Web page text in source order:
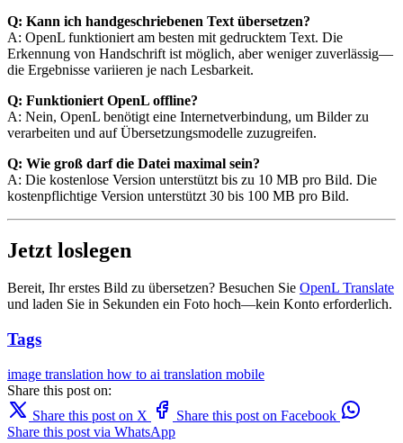
Q: Kann ich handgeschriebenen Text übersetzen?
A: OpenL funktioniert am besten mit gedrucktem Text. Die
Erkennung von Handschrift ist möglich, aber weniger zuverlässig—
die Ergebnisse variieren je nach Lesbarkeit.
Q: Funktioniert OpenL offline?
A: Nein, OpenL benötigt eine Internetverbindung, um Bilder zu
verarbeiten und auf Übersetzungsmodelle zuzugreifen.
Q: Wie groß darf die Datei maximal sein?
A: Die kostenlose Version unterstützt bis zu 10 MB pro Bild. Die
kostenpflichtige Version unterstützt 30 bis 100 MB pro Bild.
Jetzt loslegen
Bereit, Ihr erstes Bild zu übersetzen? Besuchen Sie OpenL Translate
und laden Sie in Sekunden ein Foto hoch—kein Konto erforderlich.
Tags
image translation how to ai translation mobile
Share this post on:
Share this post on X
Share this post on Facebook
Share this post via WhatsApp